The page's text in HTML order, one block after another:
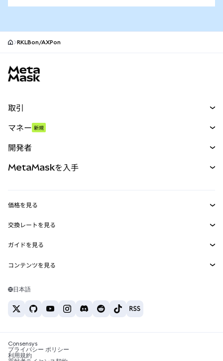
RKLBon/AXPon
取引
パーペチュアル
RWA
マネー 新規
開発者
MetaMask Connect
Snaps
Web3サービス
MetaMaskを入手
セキュリティ
サポート
キャリア
お問い合わせ
価格を見る
イーサリアムの価格
Solanaの価格
Tetherの価格
交換レートを見る
ETH→USD
USDT→INR
BTC→INR
ETH→USDT
ガイドを見る
ETHの購入
USDTの購入
SHIBの購入
BNBの購入
コンテンツを見る
Solanaウォレット
税制関連ニュース
日本語
Consensys
プライバシー ポリシー
利用規約